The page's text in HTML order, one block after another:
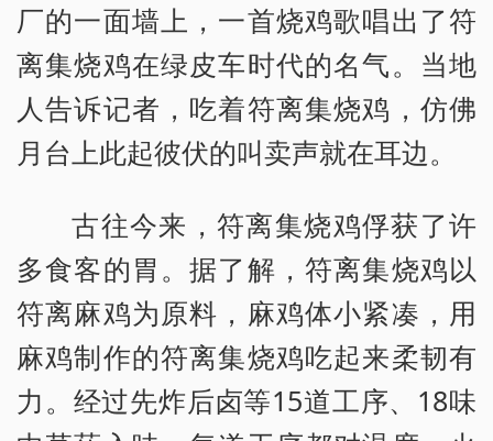
厂的一面墙上，一首烧鸡歌唱出了符
离集烧鸡在绿皮车时代的名气。当地
人告诉记者，吃着符离集烧鸡，仿佛
月台上此起彼伏的叫卖声就在耳边。
古往今来，符离集烧鸡俘获了许
多食客的胃。据了解，符离集烧鸡以
符离麻鸡为原料，麻鸡体小紧凑，用
麻鸡制作的符离集烧鸡吃起来柔韧有
力。经过先炸后卤等15道工序、18味